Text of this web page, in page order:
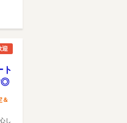
迎
ト
◎
＆
し